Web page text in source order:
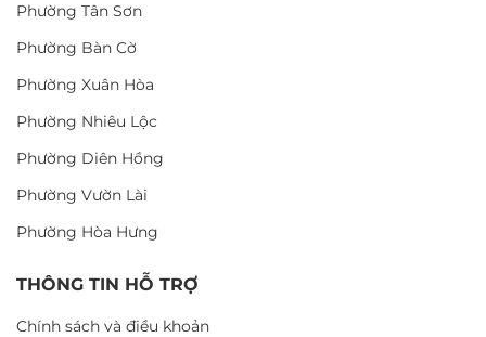
Phường Tân Sơn
Phường Bàn Cờ
Phường Xuân Hòa
Phường Nhiêu Lộc
Phường Diên Hồng
Phường Vườn Lài
Phường Hòa Hưng
THÔNG TIN HỖ TRỢ
Chính sách và điều khoản